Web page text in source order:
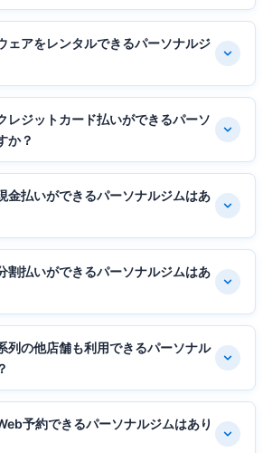
ェアをレンタルできるパーソナルジ
レジットカード払いができるパーソ
か？
金払いができるパーソナルジムはあ
割払いができるパーソナルジムはあ
列の他店舗も利用できるパーソナル
予約できるパーソナルジムはあり